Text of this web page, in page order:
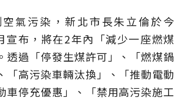
氣污染，新北市長朱立倫於今
宣布，將在2年內「減少一座燃煤
透過「停發生煤許可」、「燃煤鍋
「高污染車輛汰換」、「推動電動
車停充優惠」、「禁用高污染施工